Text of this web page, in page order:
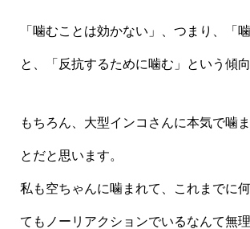
「噛むことは効かない」、つまり、「
と、「反抗するために噛む」という傾
もちろん、大型インコさんに本気で噛
とだと思います。
私も空ちゃんに噛まれて、これまでに
てもノーリアクションでいるなんて無